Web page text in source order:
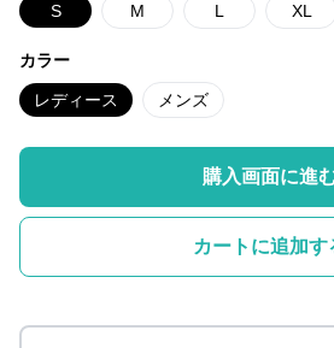
S M L XL
カラー
レディース メンズ
購入画面に進
カートに追加す